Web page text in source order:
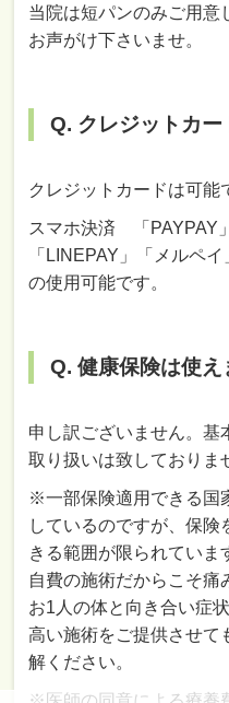
当院は短パンのみご用意
お声がけ下さいませ。
Q. クレジットカー
クレジットカードは可能
スマホ決済 「PAYPAY
「LINEPAY」「メルペイ
の使用可能です。
Q. 健康保険は使え
申し訳ございません。基
取り扱いは致しておりま
※一部保険適用できる国
しているのですが、保
きる範囲が限られていま
自費の施術だからこそ痛
お1人の体と向き合い症
高い施術をご提供させて
解ください。